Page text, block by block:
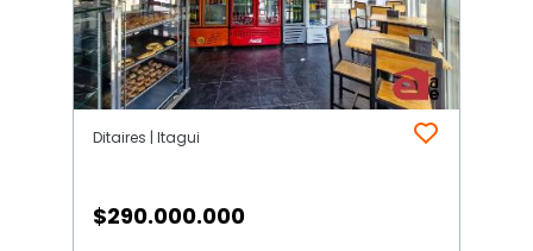
Ditaires | Itagui
$290.000.000